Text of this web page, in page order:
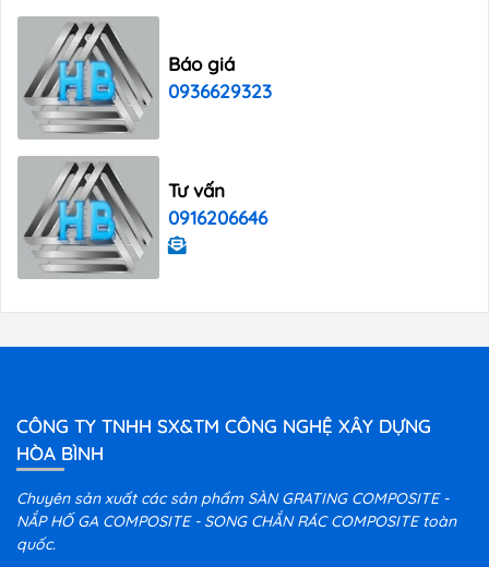
Báo giá
0936629323
Tư vấn
0916206646
CÔNG TY TNHH SX&TM CÔNG NGHỆ XÂY DỰNG
HÒA BÌNH
Chuyên sản xuất các sản phẩm SÀN GRATING COMPOSITE -
NẮP HỐ GA COMPOSITE - SONG CHẮN RÁC COMPOSITE toàn
quốc.